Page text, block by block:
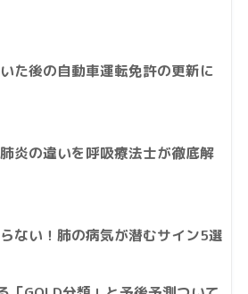
た後の自動車運転免許の更新に
炎の違いを呼吸療法士が徹底解
ない！肺の病気が潜むサイン5選